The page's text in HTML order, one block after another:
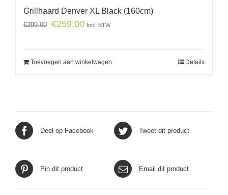
Grillhaard Denver XL Black (160cm)
€299.00 €259.00 Incl. BTW
Toevoegen aan winkelwagen Details
Deel op Facebook Tweet dit product
Pin dit product Email dit product